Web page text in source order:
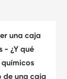
una caja
- ¿Y qué
de una caja